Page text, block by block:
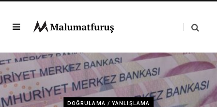
DOĞRULAMA / YANLIŞLAMA